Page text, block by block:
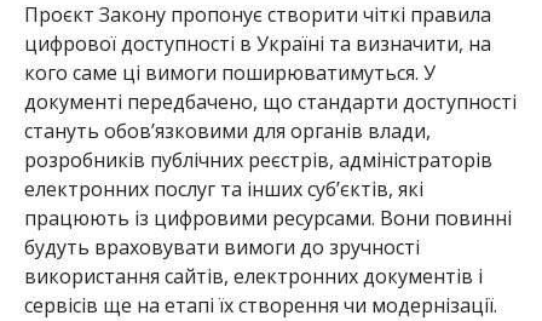
Проєкт Закону пропонує створити чіткі правила
цифрової доступності в Україні та визначити, на
кого саме ці вимоги поширюватимуться. У
документі передбачено, що стандарти доступності
стануть обов’язковими для органів влади,
розробників публічних реєстрів, адміністраторів
електронних послуг та інших суб’єктів, які
працюють із цифровими ресурсами. Вони повинні
будуть враховувати вимоги до зручності
використання сайтів, електронних документів і
сервісів ще на етапі їх створення чи модернізації.